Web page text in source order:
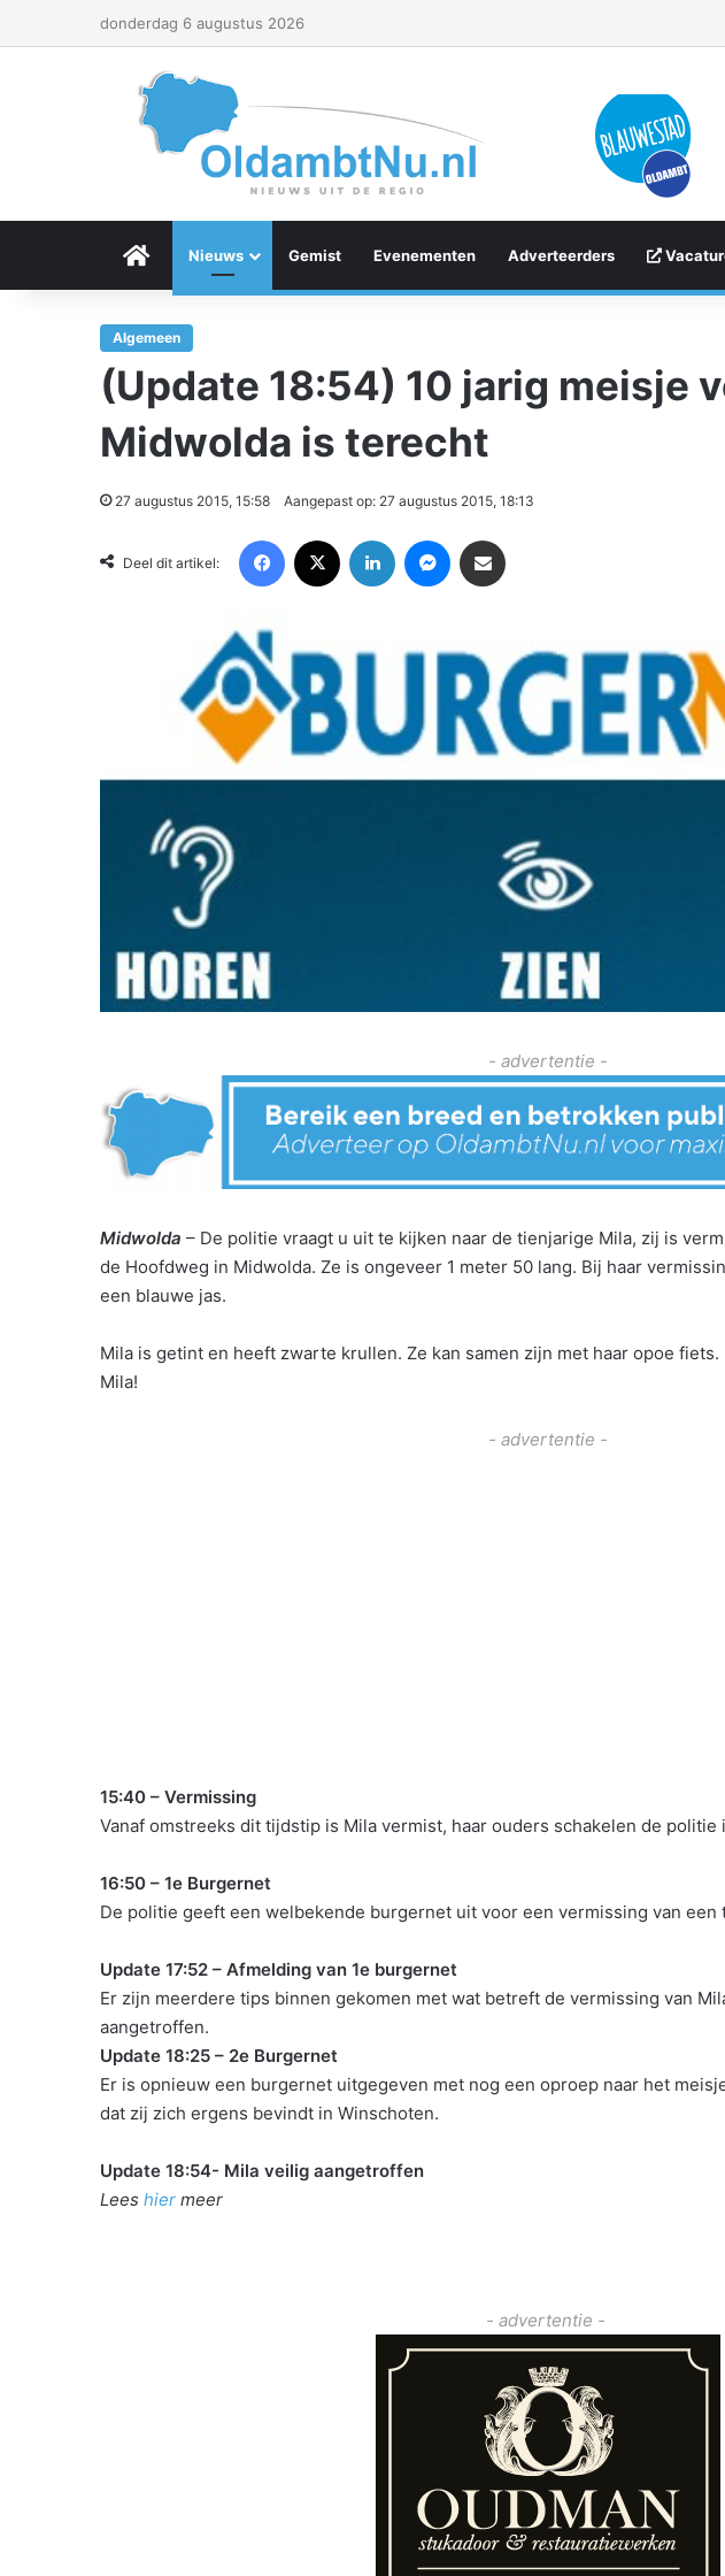
donderdag 6 augustus 2026
Menu Item
Nieuws Gemist Evenementen Adverteerders
Algemeen
(Update 18:54) 10 jarig meisje
Midwolda is terecht
27 augustus 2015, 15:58 Aangepast op: 27 augustus 2015, 18:13
Deel dit artikel:
- advertentie -
Midwolda – De politie vraagt u uit te kijken naar de tienjarige Mila, zij is
de Hoofdweg in Midwolda. Ze is ongeveer 1 meter 50 lang. Bij haar
een blauwe jas.
Mila is getint en heeft zwarte krullen. Ze kan samen zijn met haar opoe
Mila!
- advertentie -
15:40 – Vermissing
Vanaf omstreeks dit tijdstip is Mila vermist, haar ouders schakelen de politie
16:50 – 1e Burgernet
De politie geeft een welbekende burgernet uit voor een vermissing van
Update 17:52 – Afmelding van 1e burgernet
Er zijn meerdere tips binnen gekomen met wat betreft de vermissing van
aangetroffen.
Update 18:25 – 2e Burgernet
Er is opnieuw een burgernet uitgegeven met nog een oproep naar het
dat zij zich ergens bevindt in Winschoten.
Update 18:54- Mila veilig aangetroffen
Lees hier meer
- advertentie -